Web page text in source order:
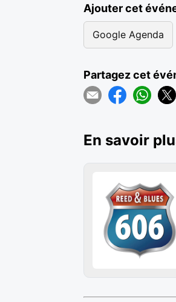
Ajouter cet
Google Agenda
Partagez cet
En savoir